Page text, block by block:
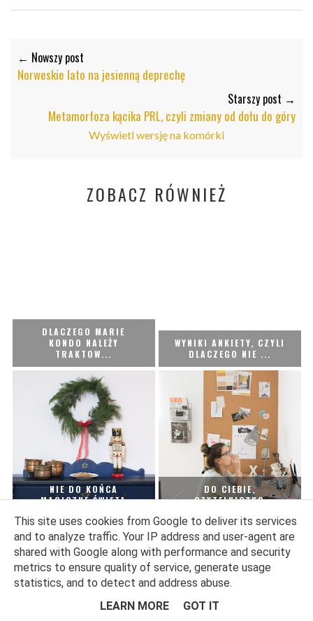
← Nowszy post
Norweskie lato na jesienną deprechę
Starszy post →
Metamorfoza kącika PRL, czyli zmiany od dołu do góry
Wyświetl wersję na komórki
ZOBACZ RÓWNIEŻ
DLACZEGO MARIE
KONDO NALEŻY
TRAKTOW...
WYNIKI ANKIETY, CZYLI
DLACZEGO NIE ...
NIE DO KOŃCA
MAGICZNE ŚWIĘTA
DO CIEBIE,
CZYTELNICZKO
This site uses cookies from Google to deliver its services
and to analyze traffic. Your IP address and user-agent are
shared with Google along with performance and security
metrics to ensure quality of service, generate usage
statistics, and to detect and address abuse.
LEARN MORE
GOT IT